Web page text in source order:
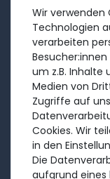
Wir verwenden
Technologien
verarbeiten
um z.B. Inhalte
Medien von
Zugriffe auf
Cookies. Wir
in den
Die
aufgrund
Kundenservice
Rücksendung
Über uns
Ankauf
Referenzen
Bewertungen
Versandkosten